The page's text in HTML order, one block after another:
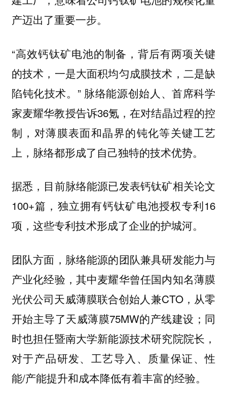
产迈出了重要一步。
“高效钙钛矿电池的制备，背后有两项关键
的技术，一是大面积均匀成膜技术，二是缺
陷钝化技术。” 脉络能源创始人、首席科学
家麦耀华教授告诉36氪，在对结晶过程的控
制，对薄膜表面和晶界的钝化等关键工艺
上，脉络都形成了自己独特的技术优势。
据悉，目前脉络能源已发表钙钛矿相关论文
100+篇，独立拥有钙钛矿电池授权专利16
项，这些专利技术形成了企业的护城河。
团队方面，脉络能源的团队兼具研发能力与
产业化经验，其中麦耀华曾任国内知名薄膜
光伏公司天威薄膜联合创始人兼CTO，从零
开始主导了天威薄膜75MW的产线建设；同
时也担任暨南大学新能源技术研究院院长，
对于产品研发、工艺导入、质量保证、性
能/产能提升和成本降低有着丰富的经验。